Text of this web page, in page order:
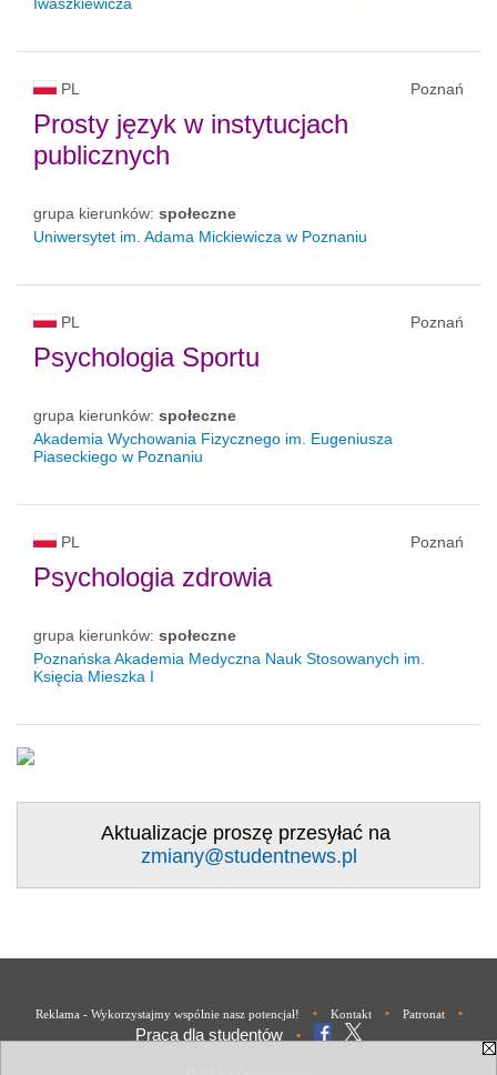
PL Poznań
Prosty język w instytucjach
publicznych
grupa kierunków: społeczne
Uniwersytet im. Adama Mickiewicza w Poznaniu
PL Poznań
Psychologia Sportu
grupa kierunków: społeczne
Akademia Wychowania Fizycznego im. Eugeniusza
Piaseckiego w Poznaniu
PL Poznań
Psychologia zdrowia
grupa kierunków: społeczne
Poznańska Akademia Medyczna Nauk Stosowanych im.
Księcia Mieszka I
Aktualizacje proszę przesyłać na
zmiany@studentnews.pl
Reklama - Wykorzystajmy wspólnie nasz potencjał! • Kontakt • Patronat •
Praca dla studentów •